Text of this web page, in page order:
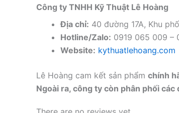
Công ty TNHH Kỹ Thuật Lê Hoàng
Địa chỉ: 40 đường 17A, Khu
Hotline/Zalo: 0919 065 009 –
Website: kythuatlehoang.com
Lê Hoàng cam kết sản phẩm chính
Ngoài ra, công ty còn phân phối